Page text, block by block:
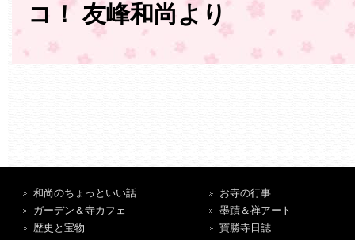
コ！ 友峰和尚より
和尚のちょっといい話
ガーデン＆寺カフェ
歴史と宝物
お寺の行事
墨蹟＆禅アート
寶勝寺日誌